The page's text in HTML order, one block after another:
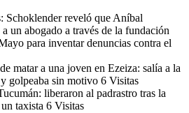
Schoklender reveló que Aníbal
un abogado a través de la fundación
para inventar denuncias contra el
matar a una joven en Ezeiza: salía a la
golpeaba sin motivo 6 Visitas
liberaron al padrastro tras la
taxista 6 Visitas